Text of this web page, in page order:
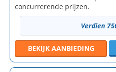
concurrerende prijzen.
Verdien
BEKIJK AANBIEDING